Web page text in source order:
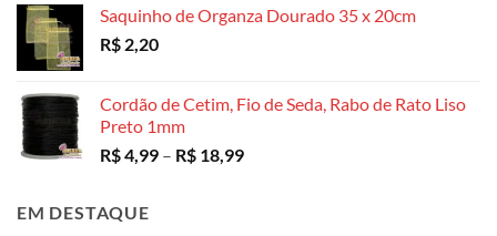
preço:
Saquinho de Organza Dourado 35 x 20cm
R$ 2,20
Cordão de Cetim, Fio de Seda, Rabo de Rato Liso
Preto 1mm
R$4,99 – R$ 18,99Faixa
EM DESTAQUE